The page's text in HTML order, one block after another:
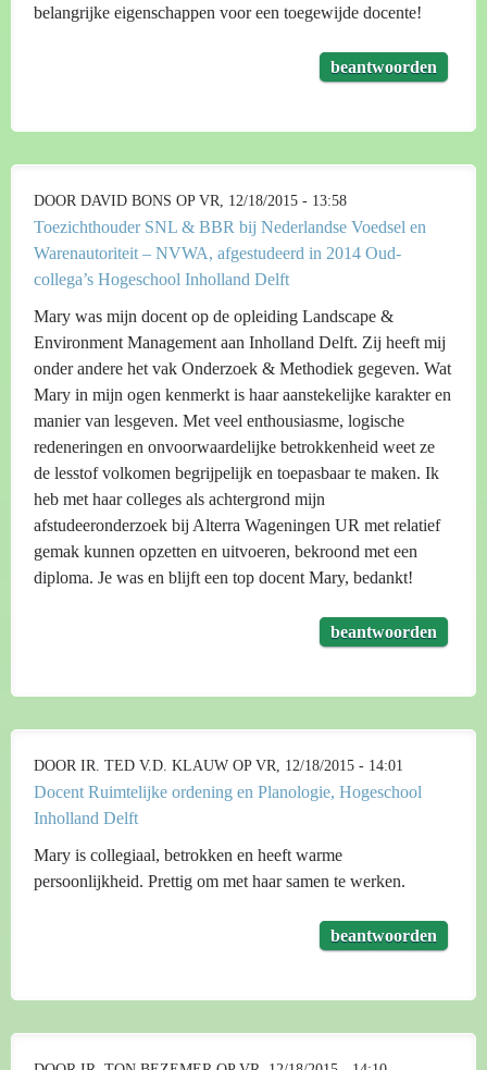
belangrijke eigenschappen voor een toegewijde docente!
beantwoorden
DOOR DAVID BONS OP VR, 12/18/2015 - 13:58
Toezichthouder SNL & BBR bij Nederlandse Voedsel en
Warenautoriteit – NVWA, afgestudeerd in 2014 Oud-
collega’s Hogeschool Inholland Delft
Mary was mijn docent op de opleiding Landscape &
Environment Management aan Inholland Delft. Zij heeft mij
onder andere het vak Onderzoek & Methodiek gegeven. Wat
Mary in mijn ogen kenmerkt is haar aanstekelijke karakter en
manier van lesgeven. Met veel enthousiasme, logische
redeneringen en onvoorwaardelijke betrokkenheid weet ze
de lesstof volkomen begrijpelijk en toepasbaar te maken. Ik
heb met haar colleges als achtergrond mijn
afstudeeronderzoek bij Alterra Wageningen UR met relatief
gemak kunnen opzetten en uitvoeren, bekroond met een
diploma. Je was en blijft een top docent Mary, bedankt!
beantwoorden
DOOR IR. TED V.D. KLAUW OP VR, 12/18/2015 - 14:01
Docent Ruimtelijke ordening en Planologie, Hogeschool
Inholland Delft
Mary is collegiaal, betrokken en heeft warme
persoonlijkheid. Prettig om met haar samen te werken.
beantwoorden